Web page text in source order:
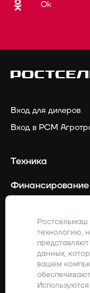
Ok
Вход для дилеров
Вход в РСМ
Техника
Финансирование
Закупки
Компания
Заявка на сервис
Ростсельмаш
технологию,
данных,
вашем